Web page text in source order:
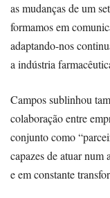
as mudanças de um
formamos em
adaptando-nos
a indústria
Campos sublinhou
colaboração entre
conjunto como
capazes de atuar
e em constante